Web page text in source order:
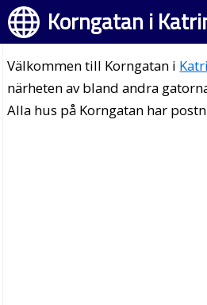
Korngatan i
Välkommen till Korngatan i
närheten av bland andra
Alla hus på Korngatan har